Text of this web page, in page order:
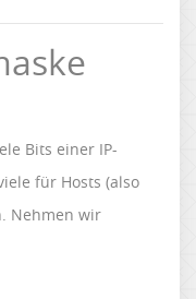
Bits einer IP-
für Hosts (also
Nehmen wir